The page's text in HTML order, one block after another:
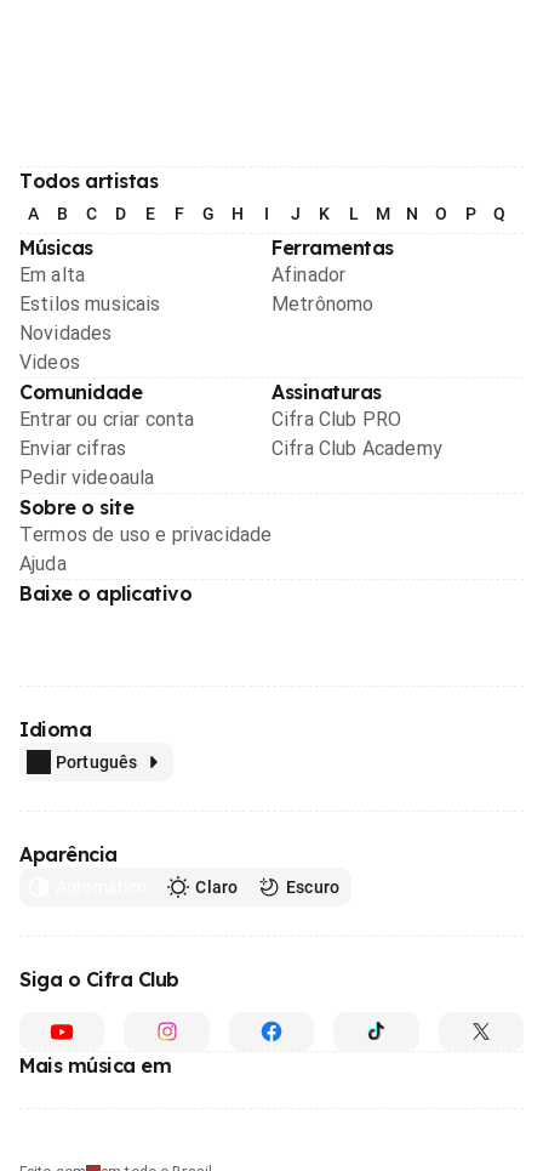
Todos artistas
A B C D E F G H I J K L M N O P Q
Músicas
Em alta
Estilos musicais
Novidades
Videos
Ferramentas
Afinador
Metrônomo
Comunidade
Entrar ou criar conta
Enviar cifras
Pedir videoaula
Assinaturas
Cifra Club PRO
Cifra Club Academy
Sobre o site
Termos de uso e privacidade
Ajuda
Baixe o aplicativo
Idioma
Português
Aparência
Claro Escuro
Siga o Cifra Club
Mais música em